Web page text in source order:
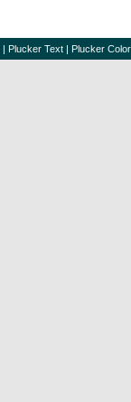
| Plucker Text | Plucker Color